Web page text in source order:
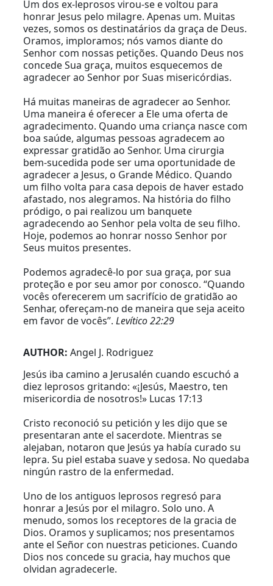
Um dos ex-leprosos virou-se e voltou para
honrar Jesus pelo milagre. Apenas um. Muitas
vezes, somos os destinatários da graça de Deus.
Oramos, imploramos; nós vamos diante do
Senhor com nossas petições. Quando Deus nos
concede Sua graça, muitos esquecemos de
agradecer ao Senhor por Suas misericórdias.
Há muitas maneiras de agradecer ao Senhor.
Uma maneira é oferecer a Ele uma oferta de
agradecimento. Quando uma criança nasce com
boa saúde, algumas pessoas agradecem ao
expressar gratidão ao Senhor. Uma cirurgia
bem-sucedida pode ser uma oportunidade de
agradecer a Jesus, o Grande Médico. Quando
um filho volta para casa depois de haver estado
afastado, nos alegramos. Na história do filho
pródigo, o pai realizou um banquete
agradecendo ao Senhor pela volta de seu filho.
Hoje, podemos ao honrar nosso Senhor por
Seus muitos presentes.
Podemos agradecê-lo por sua graça, por sua
proteção e por seu amor por conosco. “Quando
vocês oferecerem um sacrifício de gratidão ao
Senhar, ofereçam-no de maneira que seja aceito
em favor de vocês”.Levítico 22:29
AUTHOR:Angel J. Rodriguez
Jesús iba camino a Jerusalén cuando escuchó a
diez leprosos gritando: «¡Jesús, Maestro, ten
misericordia de nosotros!» Lucas 17:13
Cristo reconoció su petición y les dijo que se
presentaran ante el sacerdote. Mientras se
alejaban, notaron que Jesús ya había curado su
lepra. Su piel estaba suave y sedosa. No quedaba
ningún rastro de la enfermedad.
Uno de los antiguos leprosos regresó para
honrar a Jesús por el milagro. Solo uno. A
menudo, somos los receptores de la gracia de
Dios. Oramos y suplicamos; nos presentamos
ante el Señor con nuestras peticiones. Cuando
Dios nos concede su gracia, hay muchos que
olvidan agradecerle.